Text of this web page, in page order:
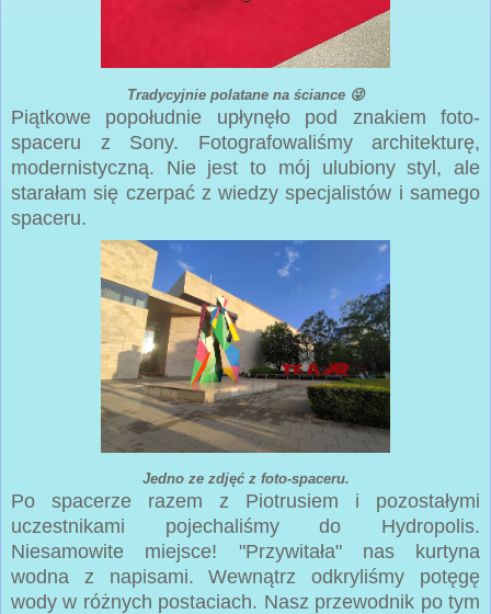
Tradycyjnie polatane na ściance 😜
Piątkowe popołudnie upłynęło pod znakiem foto-
spaceru z Sony. Fotografowaliśmy architekturę,
modernistyczną. Nie jest to mój ulubiony styl, ale
starałam się czerpać z wiedzy specjalistów i samego
spaceru.
Jedno ze zdjęć z foto-spaceru.
Po spacerze razem z Piotrusiem i pozostałymi
uczestnikami pojechaliśmy do Hydropolis.
Niesamowite miejsce! "Przywitała" nas kurtyna
wodna z napisami. Wewnątrz odkryliśmy potęgę
wody w różnych postaciach. Nasz przewodnik po tym